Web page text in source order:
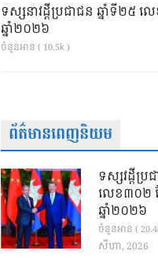
ទស្សនាវដ្ដីប្រជាជន ឆ្នាំទី២៥
ឆ្នាំ២០២៦
ចំនួនអាន ( 10.5k )
ព័ត៌មានពេញនិយម
ទស្សវដ្តីប្រ
លេខ៣០២ ខ
ឆ្នាំ២០២៦
ចំនួនអាន (
សីហា, 2026